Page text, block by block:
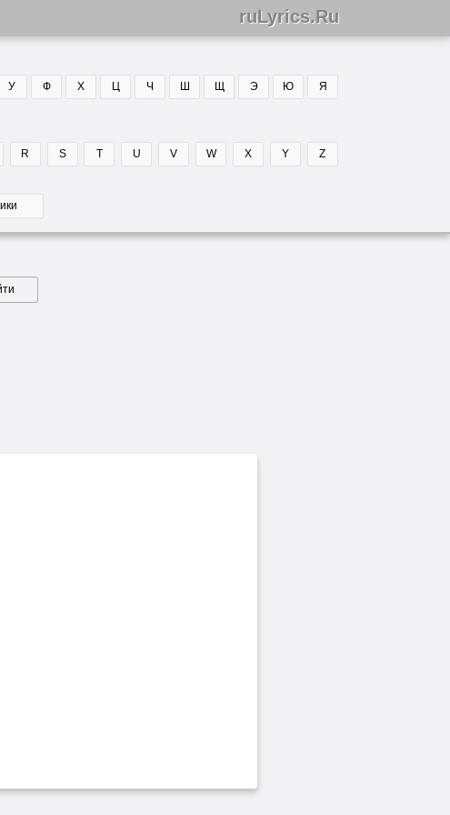
ruLyrics.Ru
У Ф Х Ц Ч Ш Щ Э Ю Я
R S T U V W X Y Z